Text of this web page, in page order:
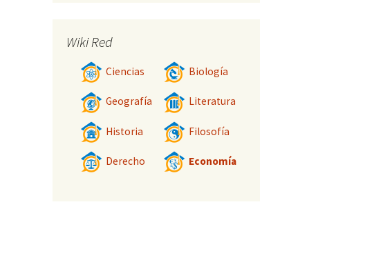
Wiki Red
Ciencias Biología
Geografía Literatura
Historia Filosofía
Derecho Economía